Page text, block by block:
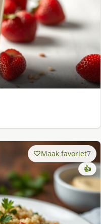
Maak favoriet7
👍